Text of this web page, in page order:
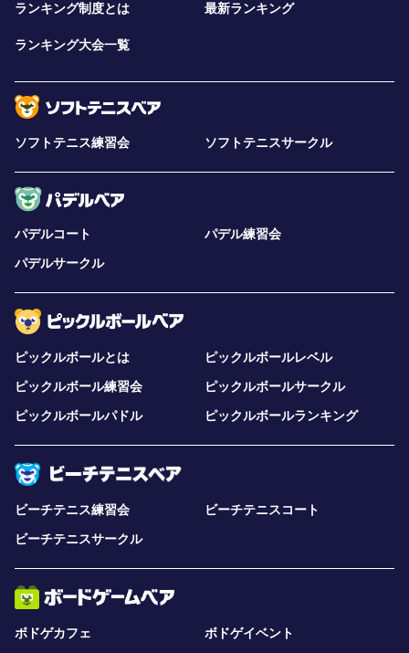
ランキング制度とは 最新ランキング
ランキング大会一覧
ソフトテニス練習会 ソフトテニスサークル
パデルコート
パデル練習会
パデルサークル
ピックルボールとは
ピックルボールレベル
ピックルボール練習会
ピックルボールサークル
ピックルボールパドル
ピックルボールランキング
ビーチテニス練習会
ビーチテニスコート
ビーチテニスサークル
ボドゲカフェ
ボドゲイベント